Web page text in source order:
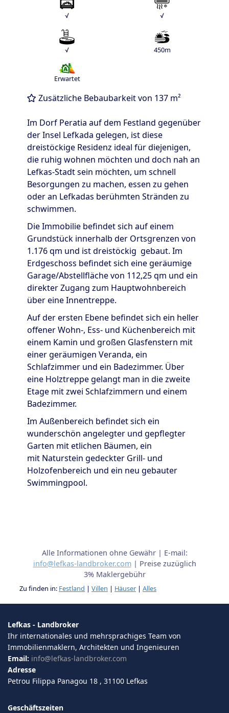
√ √
√ 450m
Εrwartet
Zusätzliche Bebaubarkeit von 137 m²
Im Dorf Peratia auf dem Festland gegenüber
der Insel Lefkada gelegen, ist diese
dreistöckige Residenz ideal für diejenigen,
die ruhig wohnen möchten und doch nah an
Lefkas-Stadt sein möchten, um schnell
Besorgungen zu machen, essen zu gehen
oder an Lefkadas berühmten Stränden zu
schwimmen.
Die Immobilie befindet sich auf einem
Grundstück innerhalb der Ortsgrenzen von
1.176 qm und ist dreistöckig gebaut. Im
Erdgeschoss befindet sich eine geräumige
Garage/Abstellfläche von 112,25 qm und ein
direkter Zugang zum Hauptwohnbereich
über eine Innentreppe.
Auf der ersten Ebene befindet sich ein heller
offener Wohn-, Ess- und Küchenbereich mit
einem Kamin und großen Glasfenstern mit
einer geräumigen Veranda, ein
Schlafzimmer und ein Badezimmer. Über
eine Holztreppe gelangt man in die zweite
Etage mit zwei Schlafzimmern und einem
Badezimmer.
Im Außenbereich befindet sich ein
wunderschön angelegter und gepflegter
Garten mit etlichen Bäumen, ein
mit Naturstein gedeckter Grill- und
Holzofenbereich und ein neu gebauter
Swimmingpool.
Alle Informationen ohne Gewähr | E-mail:
info@lefkas-landbroker.com| Preise zuzüglich
3% Maklergebühr
Zu finden in: Festland | Villen | Häuser | Alles
Lefkas - Landbroker
Ihr internationales und mehrsprachiges Team von
Immobilienmaklern, Architekten und Ingenieuren
Email: info@lefkas-landbroker.com
Adresse
Petrou Filippa Panagou 18 , 31100 Lefkas
Geschäftszeiten